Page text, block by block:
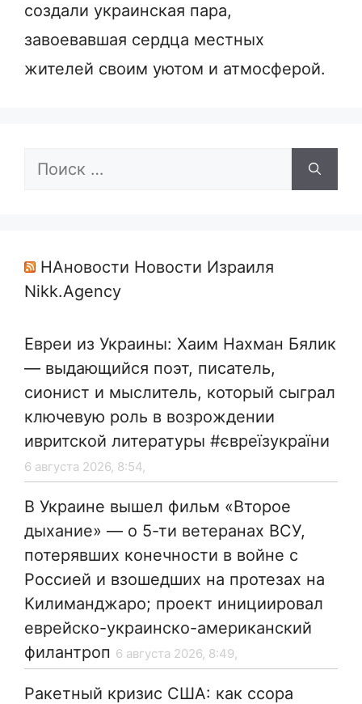
создали украинская пара,
завоевавшая сердца местных
жителей своим уютом и атмосферой.
Поиск:
НАновости Новости Израиля
Nikk.Agency
Евреи из Украины: Хаим Нахман Бялик
— выдающийся поэт, писатель,
сионист и мыслитель, который сыграл
ключевую роль в возрождении
ивритской литературы #євреїзукраїни
6 августа 2026, 8:54,
В Украине вышел фильм «Второе
дыхание» — о 5-ти ветеранах ВСУ,
потерявших конечности в войне с
Россией и взошедших на протезах на
Килиманджаро; проект инициировал
еврейско-украинско-американский
филантроп 6 августа 2026, 8:49,
Ракетный кризис США: как ссора